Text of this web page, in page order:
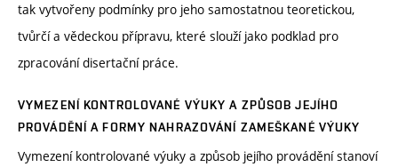
tak vytvořeny podmínky pro jeho samostatnou teoretickou,
tvůrčí a vědeckou přípravu, které slouží jako podklad pro
zpracování disertační práce.
VYMEZENÍ KONTROLOVANÉ VÝUKY A ZPŮSOB JEJÍHO
PROVÁDĚNÍ A FORMY NAHRAZOVÁNÍ ZAMEŠKANÉ VÝUKY
Vymezení kontrolované výuky a způsob jejího provádění stanoví